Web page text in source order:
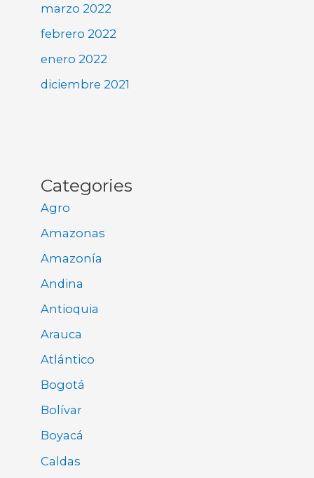
marzo 2022
febrero 2022
enero 2022
diciembre 2021
Categories
Agro
Amazonas
Amazonía
Andina
Antioquia
Arauca
Atlántico
Bogotá
Bolívar
Boyacá
Caldas